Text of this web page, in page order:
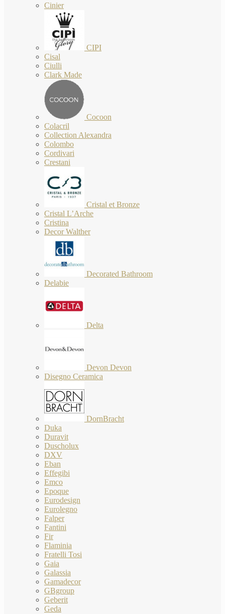
Cinier
CIPI
Cisal
Ciulli
Clark Made
Cocoon
Colacril
Collection Alexandra
Colombo
Cordivari
Crestani
Cristal et Bronze
Cristal L’Arche
Cristina
Decor Walther
Decorated Bathroom
Delabie
Delta
Devon Devon
Disegno Ceramica
DornBracht
Duka
Duravit
Duscholux
DXV
Eban
Effegibi
Emco
Epoque
Eurodesign
Eurolegno
Falper
Fantini
Fir
Flaminia
Fratelli Tosi
Gaia
Galassia
Gamadecor
GBgroup
Geberit
Geda